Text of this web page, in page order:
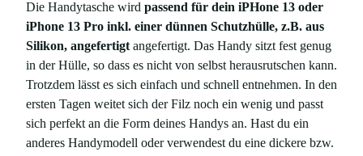
r
o
M
e
n
g
e
Die Handytasche wird passend für dein iPHone 13 oder
iPhone 13 Pro inkl. einer dünnen Schutzhülle, z.B. aus
Silikon, angefertigtangefertigt. Das Handy sitzt fest genug
in der Hülle, so dass es nicht von selbst herausrutschen kann.
Trotzdem lässt es sich einfach und schnell entnehmen. In den
ersten Tagen weitet sich der Filz noch ein wenig und passt
sich perfekt an die Form deines Handys an. Hast du ein
anderes Handymodell oder verwendest du eine dickere bzw.